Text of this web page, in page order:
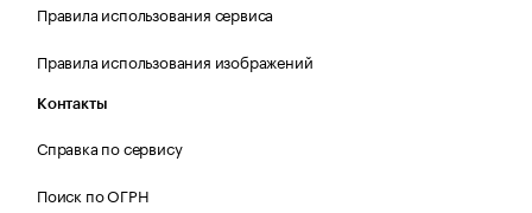
Правила использования сервиса
Правила использования изображений
Контакты
Справка по сервису
Поиск по ОГРН